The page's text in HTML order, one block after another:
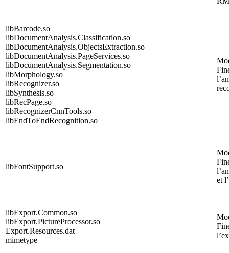
libBarcode.so
libDocumentAnalysis.Classification.so
libDocumentAnalysis.ObjectsExtraction.so
libDocumentAnalysis.PageServices.so
libDocumentAnalysis.Segmentation.so
libMorphology.so
libRecognizer.so
libSynthesis.so
libRecPage.so
libRecognizerCnnTools.so
libEndToEndRecognition.so
libFontSupport.so
et
libExport.Common.so
libExport.PictureProcessor.so
Export.Resources.dat
mimetype